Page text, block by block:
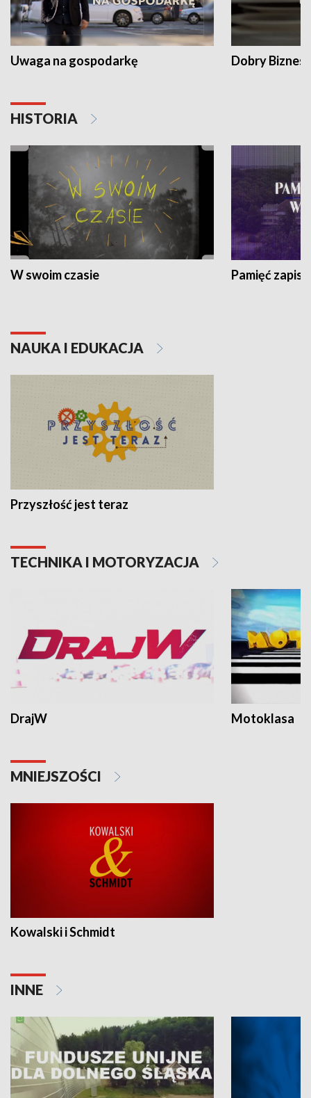
Uwaga na gospodarkę Dobry Biznes
HISTORIA
W swoim czasie Pamięć
NAUKA I EDUKACJA
Przyszłość jest teraz
TECHNIKA I MOTORYZACJA
DrajW Motoklasa
MNIEJSZOŚCI
Kowalski i Schmidt
INNE